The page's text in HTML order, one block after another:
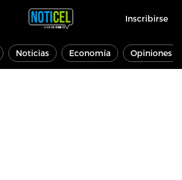
Inscribirse
Noticias Economía Opiniones